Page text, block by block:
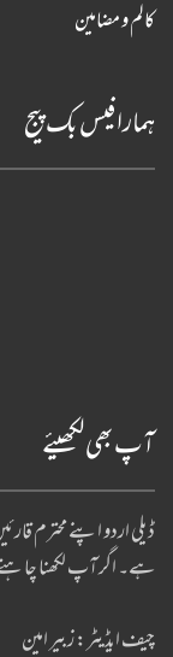
کالم و مضامین
ہمارا فیس بک پیج
آپ بھی لکھیئے
ڈیلی اردو اپنے محترم
ہے۔ اگر آپ لکھنا چا
چیف ایڈیٹر: زبیر امین